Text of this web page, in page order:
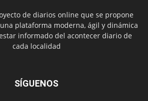
de diarios online que se propone
plataforma moderna, ágil y dinámica
informado del acontecer diario de
cada localidad
SÍGUENOS